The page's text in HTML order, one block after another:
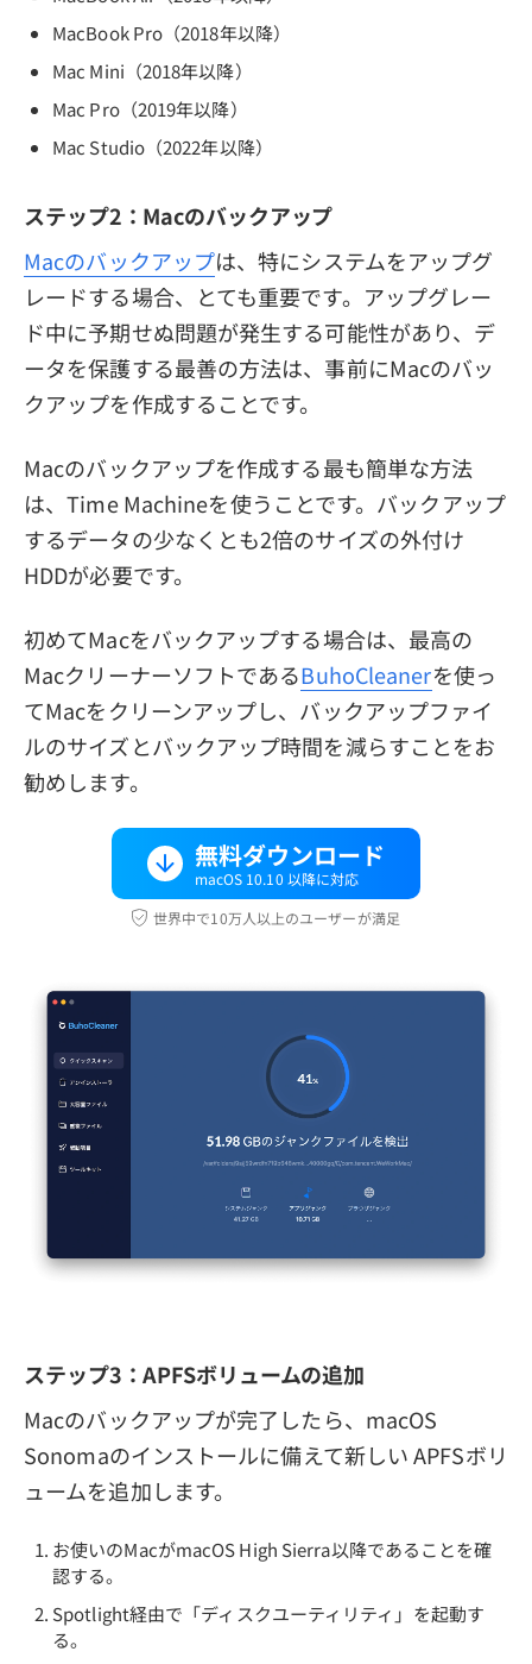
MacBook Pro（2018年以降）
Mac Mini（2018年以降）
Mac Pro（2019年以降）
Mac Studio（2022年以降）
ステップ2：Macのバックアップ
Macのバックアップは、特にシステムをアップグ
レードする場合、とても重要です。アップグレー
ド中に予期せぬ問題が発生する可能性があり、デ
ータを保護する最善の方法は、事前にMacのバッ
クアップを作成することです。
Macのバックアップを作成する最も簡単な方法
は、Time Machineを使うことです。バックアップ
するデータの少なくとも2倍のサイズの外付け
HDDが必要です。
初めてMacをバックアップする場合は、最高の
MacクリーナーソフトであるBuhoCleanerを使っ
てMacをクリーンアップし、バックアップファイ
ルのサイズとバックアップ時間を減らすことをお
勧めします。
無料ダウンロード
macOS 10.10 以降に対応
世界中で10万人以上のユーザーが満足
ステップ3：APFSボリュームの追加
Macのバックアップが完了したら、macOS
Sonomaのインストールに備えて新しい APFSボリ
ュームを追加します。
お使いのMacがmacOS High Sierra以降であることを確
認する。
Spotlight経由で「ディスクユーティリティ」を起動す
る。